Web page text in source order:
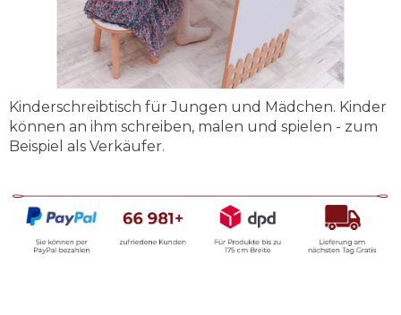
Kinderschreibtisch für Jungen und Mädchen. Kinder
können an ihm schreiben, malen und spielen - zum
Beispiel als Verkäufer.